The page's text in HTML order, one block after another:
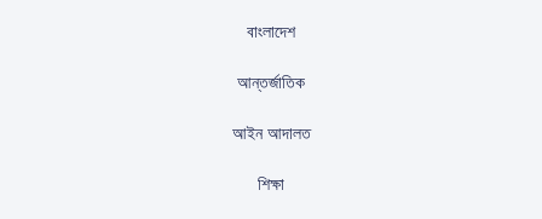
বাংলাদেশ
আন্তর্জাতিক
আইন আদালত
শিক্ষা